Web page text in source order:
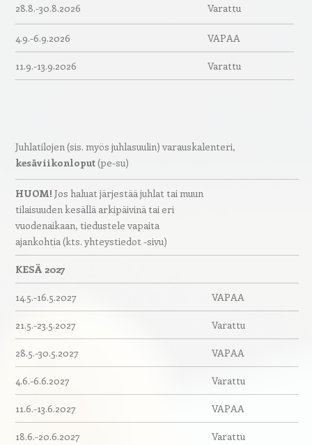
28.8.-30.8.2026 Varattu
4.9.-6.9.2026 VAPAA
11.9.-13.9.2026 Varattu
Juhlatilojen (sis. myös juhlasuulin) varauskalenteri,
kesäviikonloput(pe-su)
HUOM! Jos haluat järjestää juhlat tai muun
tilaisuuden kesällä arkipäivinä tai eri
vuodenaikaan, tiedustele vapaita
ajankohtia (kts. yhteystiedot -sivu)
KESÄ 2027
14.5.-16.5.2027 VAPAA
21.5.-23.5.2027 Varattu
28.5.-30.5.2027 VAPAA
4.6.-6.6.2027 Varattu
11.6.-13.6.2027 VAPAA
18.6.-20.6.2027 Varattu